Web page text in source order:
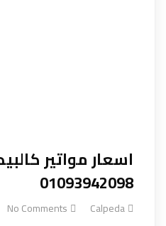
01093942098
Calpeda
No Comments